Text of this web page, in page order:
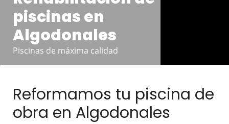
piscinas en
Algodonales
Piscinas de máxima calidad
Reformamos tu piscina de
obra en Algodonales